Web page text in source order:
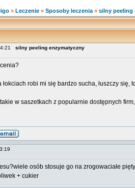
» Leczenie » Sposoby leczenia » silny peeling
silny peeling enzymatyczny
robi mi się bardzo sucha, łuszczy
w saszetkach z popularnie dostępnych
osób stosuje go na zrogowaciałe
+ cukier